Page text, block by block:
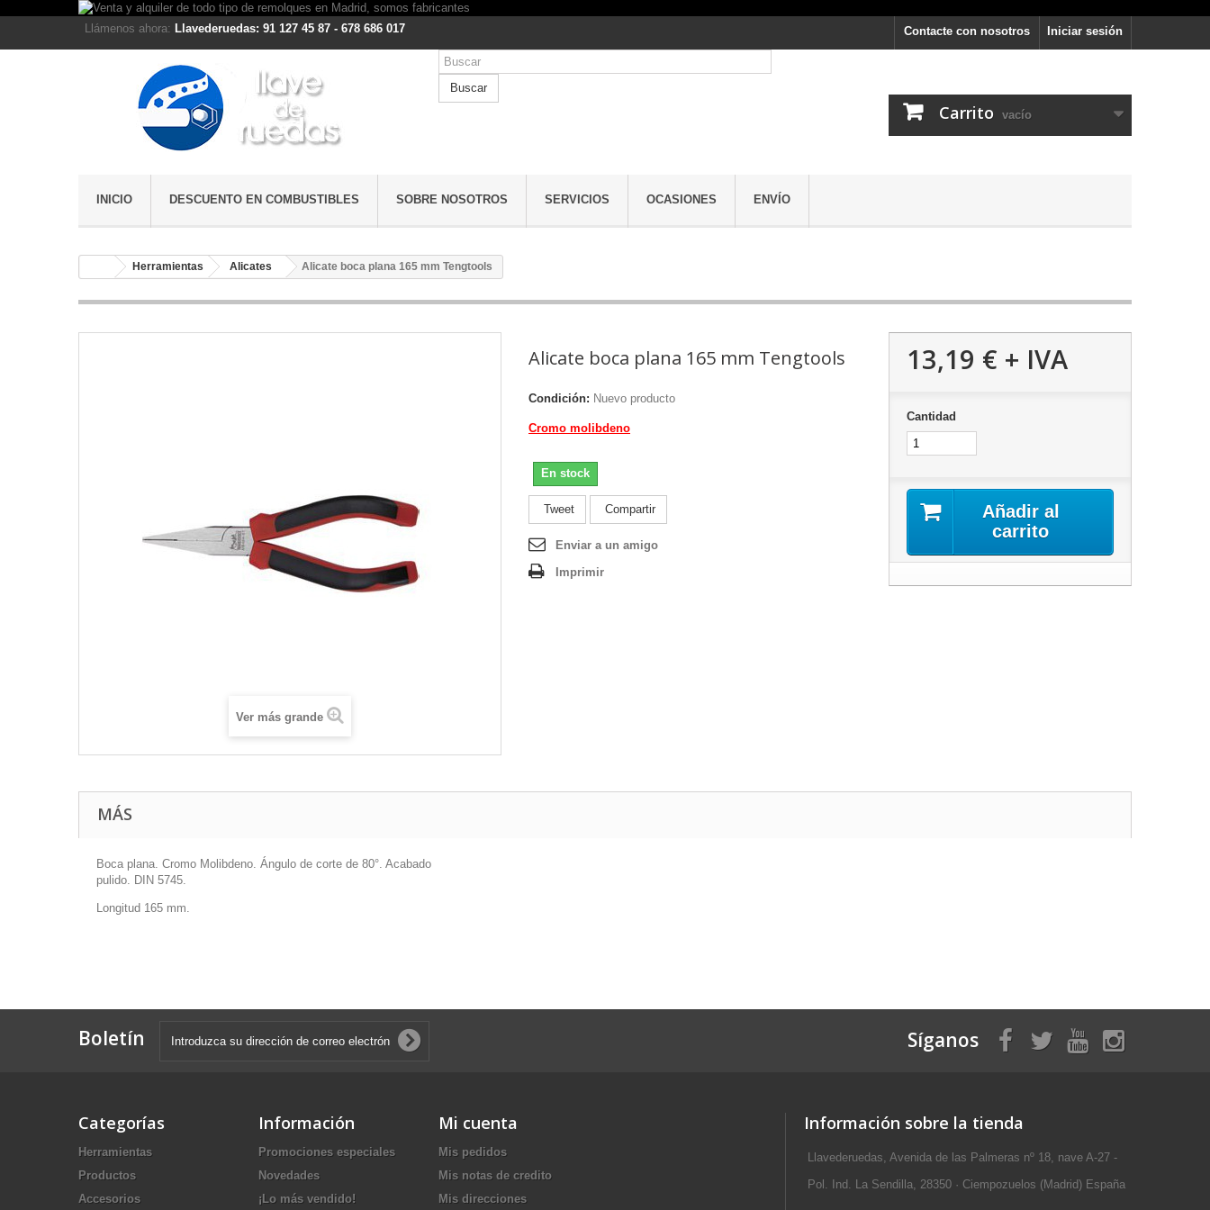
Iniciar sesión
Contacte con nosotros
Llámenos ahora: Llavederuedas: 91 127 45 87 - 678 686 017
Buscar
Carrito vacío
INICIO DESCUENTO EN COMBUSTIBLES SOBRE NOSOTROS SERVICIOS OCASIONES ENVÍO
Herramientas Alicates Alicate boca plana 165 mm Tengtools
Ver más grande
Alicate boca plana 165 mm Tengtools
Condición: Nuevo producto
Cromo molibdeno
En stock
Tweet Compartir
Enviar a un amigo
Imprimir
13,19 € + IVA
Cantidad
Añadir al
carrito
MÁS
Boca plana. Cromo Molibdeno. Ángulo de corte de 80°. Acabado
pulido. DIN 5745.
Longitud 165 mm.
Boletín Síganos
Categorías
Herramientas
Productos
Accesorios
Información
Promociones especiales
Novedades
¡Lo más vendido!
Mi cuenta
Mis pedidos
Mis notas de credito
Mis direcciones
Información sobre la tienda
Llavederuedas, Avenida de las Palmeras nº 18, nave A-27 -
Pol. Ind. La Sendilla, 28350 · Ciempozuelos (Madrid) España